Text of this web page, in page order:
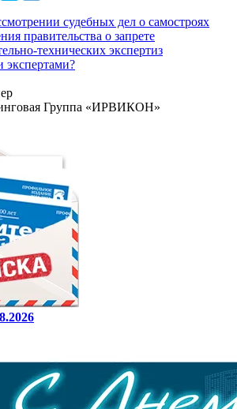
судебных дел о самостроях
правительства о запрете
технических экспертиз
экспертами?
Группа «ИРВИКОН»